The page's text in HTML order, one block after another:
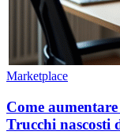
Marketplace
Come
Trucchi nascosti